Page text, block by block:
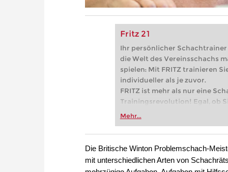
Fritz 21
Ihr persönlicher
die Welt des Vereinsschachs
spielen: Mit FRITZ trainieren
individueller als je zuvor.
FRITZ ist mehr als nur eine
Trainingsrevolution! Egal, ob
Vereinsschachs machen oder
zuvor.
Mehr...
Die Britische Winton Problemschach-
mit unterschiedlichen Arten von